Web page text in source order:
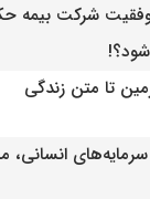
تا متن زندگی
انسانی،